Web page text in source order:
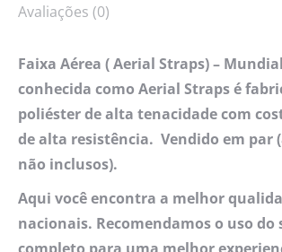
Avaliações (0)
Faixa Aérea ( Aerial Straps) –
conhecida como Aerial Straps é
poliéster de alta tenacidade com
de alta resistência. Vendido em par
não inclusos).
Aqui você encontra a melhor
nacionais. Recomendamos o uso do
completo para uma melhor